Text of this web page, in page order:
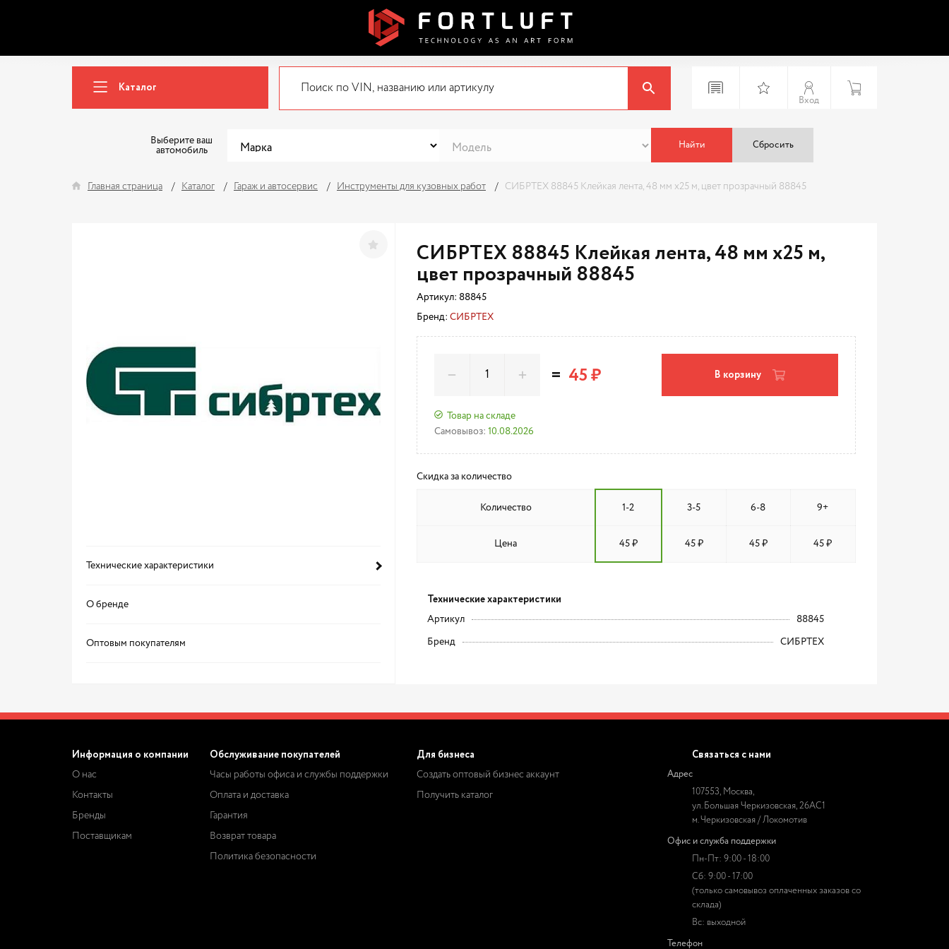
Каталог
Вход
Выберите ваш
автомобиль
Найти Сбросить
Главная страница Каталог Гараж и автосервис Инструменты для кузовных работ СИБРТЕХ 88845 Клейкая лента, 48 мм x25 м, цвет прозрачный 88845
Технические характеристики
О бренде
Оптовым покупателям
СИБРТЕХ 88845 Клейкая лента, 48 мм x25 м,
цвет прозрачный 88845
Артикул: 88845
Бренд: СИБРТЕХ
Товар на складе
Самовывоз: 10.08.2026
= 45 ₽ В корзину
Скидка за количество
Количество 1-2 3-5 6-8 9+
Цена 45 ₽ 45 ₽ 45 ₽ 45 ₽
Технические характеристики
Артикул 88845
Бренд СИБРТЕХ
Информация о компании
О нас
Контакты
Бренды
Поставщикам
Обслуживание покупателей
Часы работы офиса и службы поддержки
Оплата и доставка
Гарантия
Возврат товара
Политика безопасности
Для бизнеса
Создать оптовый бизнес аккаунт
Получить каталог
Связаться с нами
Адрес
107553, Москва,
ул. Большая Черкизовская, 26АС1
м. Черкизовская / Локомотив
Офис и служба поддержки
Пн-Пт: 9:00 - 18:00
Сб: 9:00 - 17:00
(только самовывоз оплаченных заказов со
склада)
Вс: выходной
Телефон